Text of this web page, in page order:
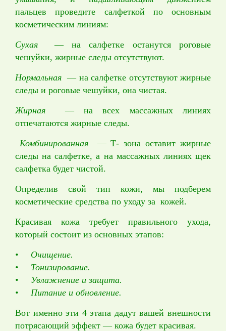
пальцев проведите салфеткой по основным
косметическим линиям:
Сухая
— на салфетке останутся роговые
чешуйки, жирные следы отсутствуют.
Нормальная— на салфетке отсутствуют жирные
следы и роговые чешуйки, она чистая.
Жирная
— на всех массажных линиях
отпечатаются жирные следы.
Комбинированная
— Т- зона оставит жирные
следы на салфетке, а на массажных линиях щек
салфетка будет чистой.
Определив свой тип кожи, мы подберем
косметические средства по уходу за кожей.
Красивая кожа требует правильного ухода,
который состоит из основных этапов:
• Очищение.
• Тонизирование.
• Увлажнение и защита.
• Питание и обновление.
Вот именно эти 4 этапа дадут вашей внешности
потрясающий эффект — кожа будет красивая.